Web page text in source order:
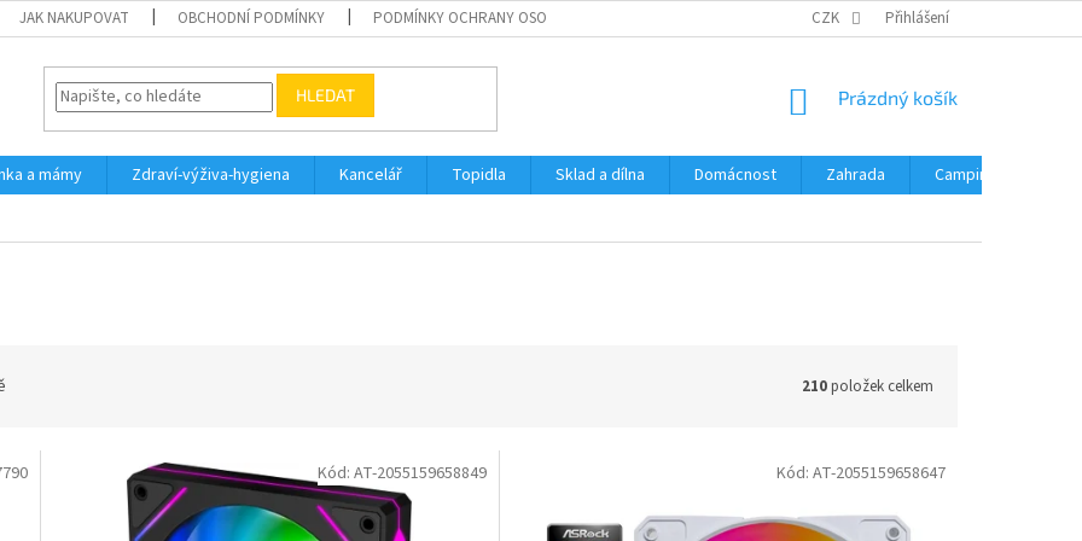
JAK NAKUPOVAT OBCHODNÍ PODMÍNKY PODMÍNKY OCHRANY OSOBNÍCH ÚDAJŮ CZK Přihlášení
HLEDAT
NÁKUPNÍ
Prázdný košík
a mámy Zdraví-výživa-hygiena Kancelář Topidla Sklad a dílna Domácnost Zahrada Camping
210položek celkem
Kód: AT-2055159658849 Kód: AT-2055159658647